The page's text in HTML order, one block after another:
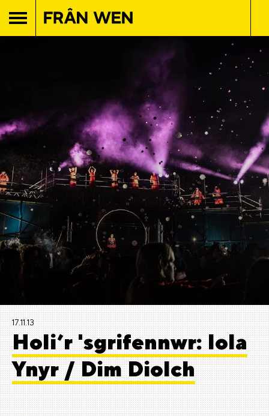
17.11.13
Holi’r 'sgrifennwr: Iola
Ynyr / Dim Diolch